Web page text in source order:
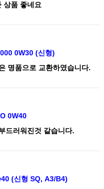
사장님께서 추천해준 상품 좋네요
0W30 (신형)
명품으로 교환하였습니다.
0W40
드러워진것 같습니다.
(신형 SQ, A3/B4)